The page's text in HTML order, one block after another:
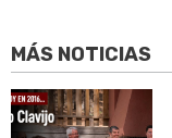
MÁS NOTICIAS